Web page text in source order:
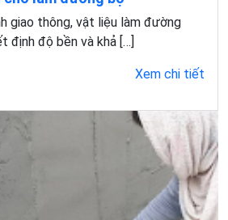
giao thông, vật liệu làm đường
định độ bền và khả […]
Xem chi tiết